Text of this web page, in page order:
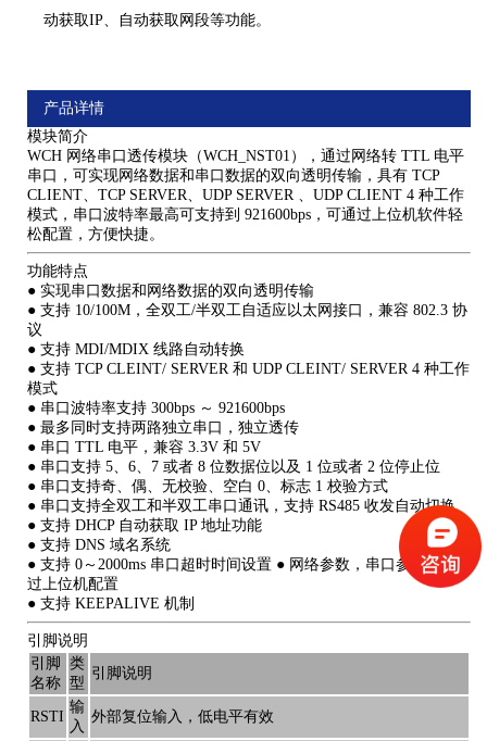
动获取IP、自动获取网段等功能。
产品详情
模块简介
WCH 网络串口透传模块（WCH_NST01），通过网络转 TTL 电平
串口，可实现网络数据和串口数据的双向透明传输，具有 TCP
CLIENT、TCP SERVER、UDP SERVER 、UDP CLIENT 4 种工作
模式，串口波特率最高可支持到 921600bps，可通过上位机软件轻
松配置，方便快捷。
功能特点
● 实现串口数据和网络数据的双向透明传输
● 支持 10/100M，全双工/半双工自适应以太网接口，兼容 802.3 协
议
● 支持 MDI/MDIX 线路自动转换
● 支持 TCP CLEINT/ SERVER 和 UDP CLEINT/ SERVER 4 种工作
模式
● 串口波特率支持 300bps ～ 921600bps
● 最多同时支持两路独立串口，独立透传
● 串口 TTL 电平，兼容 3.3V 和 5V
● 串口支持 5、6、7 或者 8 位数据位以及 1 位或者 2 位停止位
● 串口支持奇、偶、无校验、空白 0、标志 1 校验方式
● 串口支持全双工和半双工串口通讯，支持 RS485 收发自动切换
● 支持 DHCP 自动获取 IP 地址功能
● 支持 DNS 域名系统
● 支持 0～2000ms 串口超时时间设置 ● 网络参数，串口参数可通
过上位机配置
● 支持 KEEPALIVE 机制
引脚说明
引脚
名称
类
型
引脚说明
RSTI
输
入
外部复位输入，低电平有效